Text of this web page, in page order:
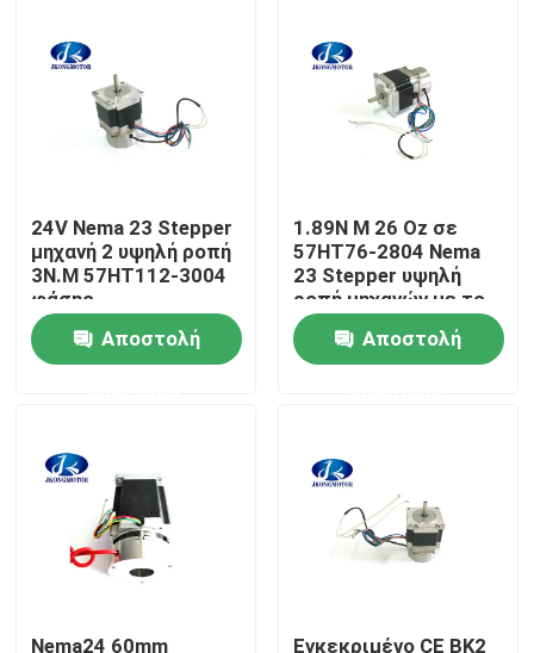
Προϊόντα
Περίπου εμείς
Ποιοτικός έλεγχος
Μας ελάτε σε επαφή με
ενσωματωμένος στροφοειδής κινητήρας
Ενσωματωμένος κινητήρας DC
Αβούρτσιστη ΣΥΝΕΧΗΣ μηχανή
24V Nema 23 Stepper
μηχανή 2 υψηλή ροπή
3N.M 57HT112-3004
φάσης
Αποστολή
1.89N Μ 26 Oz σε
57HT76-2804 Nema
23 Stepper υψηλή
ροπή μηχανών με το
φρένο
Αποστολή
Nema24 60mm Εγκεκριμένο CE BK2